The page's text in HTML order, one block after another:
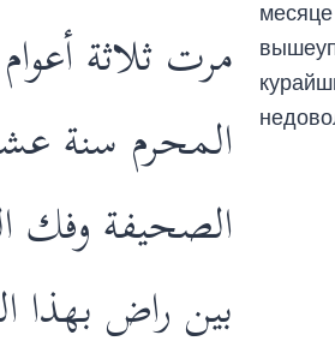
مرت ثلاثة
المحرم سنة
الصحيفة وفك
بين راض بهذا